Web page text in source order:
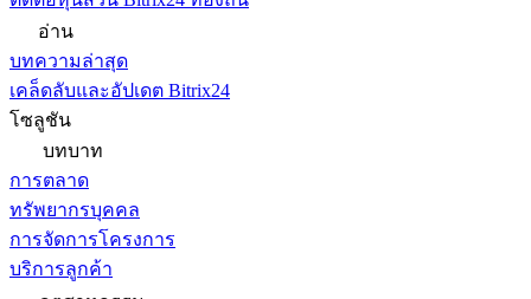
อ่าน
บทความล่าสุด
เคล็ดลับและอัปเดต Bitrix24
โซลูชัน
บทบาท
การตลาด
ทรัพยากรบุคคล
การจัดการโครงการ
บริการลูกค้า